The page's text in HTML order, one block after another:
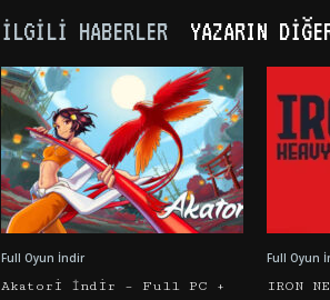
İLGILI HABERLER YAZARIN
Full Oyun İndir
Akatori İndir – Full PC +
Full Oyun
IRON